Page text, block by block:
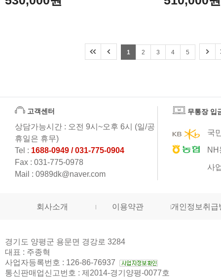
1 2 3 4 5
고객센터
상담가능시간 : 오전 9시~오후 6시 (일/공
휴일은 휴무)
Tel : 1688-0949 / 031-775-0904
Fax : 031-775-0978
Mail : 0989dk@naver.com
무통장 입
국
사
회사소개 이용약관 개인정보취급
경기도 양평군 용문면 경강로 3284
대표 : 주종혁
사업자등록번호 : 126-86-76937
통신판매업신고번호 : 제2014-경기양평-0077호